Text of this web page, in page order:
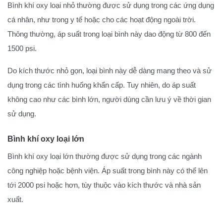
Bình khí oxy loại nhỏ thường được sử dụng trong các ứng dụng
cá nhân, như trong y tế hoặc cho các hoạt động ngoài trời.
Thông thường, áp suất trong loại bình này dao động từ 800 đến
1500 psi.
Do kích thước nhỏ gọn, loại bình này dễ dàng mang theo và sử
dụng trong các tình huống khẩn cấp. Tuy nhiên, do áp suất
không cao như các bình lớn, người dùng cần lưu ý về thời gian
sử dụng.
Bình khí oxy loại lớn
Bình khí oxy loại lớn thường được sử dụng trong các ngành
công nghiệp hoặc bệnh viện. Áp suất trong bình này có thể lên
tới 2000 psi hoặc hơn, tùy thuộc vào kích thước và nhà sản
xuất.